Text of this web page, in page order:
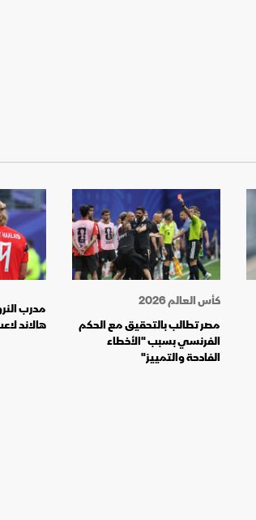
كأس العالم 2026
مصر تطالب بالتحقيق مع الحكم
الفرنسي بسبب "الأخطاء
الفادحة والتمييز"
مدرب
هالاند